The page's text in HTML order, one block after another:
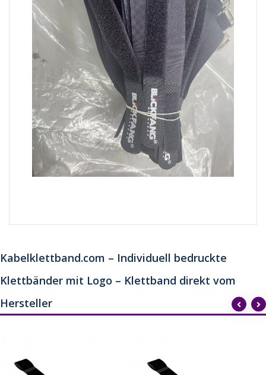
Kabelklettband.com – Individuell bedruckte
Klettbänder mit Logo – Klettband direkt vom
Hersteller